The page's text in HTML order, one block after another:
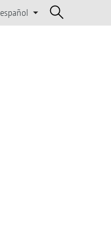
español